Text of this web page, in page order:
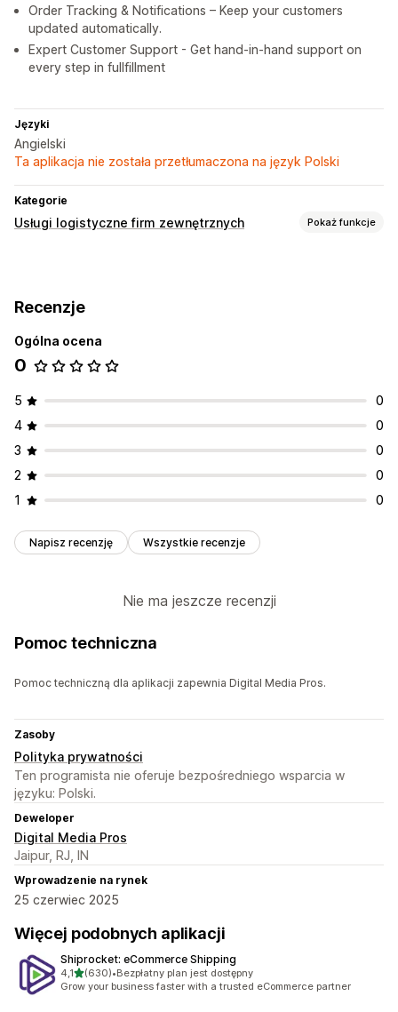
Order Tracking & Notifications – Keep your customers
updated automatically.
Expert Customer Support - Get hand-in-hand support on
every step in fullfillment
Języki
Angielski
Ta aplikacja nie została przetłumaczona na język Polski
Kategorie
Usługi logistyczne firm zewnętrznych Pokaż funkcje
Strona śledzenia
Recenzje
Ogólna ocena
0
5
0
4
0
3
0
2
0
1
0
Napisz recenzję Wszystkie recenzje
Nie ma jeszcze recenzji
Pomoc techniczna
Pomoc techniczną dla aplikacji zapewnia Digital Media Pros.
Zasoby
Polityka prywatności
Ten programista nie oferuje bezpośredniego wsparcia w
języku: Polski.
Deweloper
Digital Media Pros
Jaipur, RJ, IN
Wprowadzenie na rynek
25 czerwiec 2025
Więcej podobnych aplikacji
Shiprocket: eCommerce Shipping
4,1na 5 gwiazdek
(630)
Łączna liczba recenzji: 630
•Bezpłatny plan jest dostępny
Grow your business faster with a trusted eCommerce partner